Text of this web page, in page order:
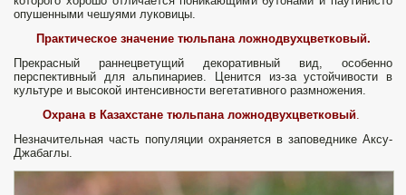
опушенными чешуями луковицы.
Практическое значение тюльпана ложнодвухцветковый.
Прекрасный раннецветущий декоративный вид, особенно
перспективный для альпинариев. Ценится из-за устойчивости в
культуре и высокой интенсивности вегетативного размножения.
Охрана в Казахстане тюльпана ложнодвухцветковый.
Незначительная часть популяции охраняется в заповеднике Аксу-
Джабаглы.